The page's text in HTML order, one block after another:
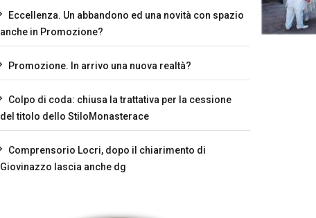
Eccellenza. Un abbandono ed una novità con spazio
anche in Promozione?
Promozione. In arrivo una nuova realtà?
Colpo di coda: chiusa la trattativa per la cessione
del titolo dello StiloMonasterace
Comprensorio Locri, dopo il chiarimento di
Giovinazzo lascia anche dg